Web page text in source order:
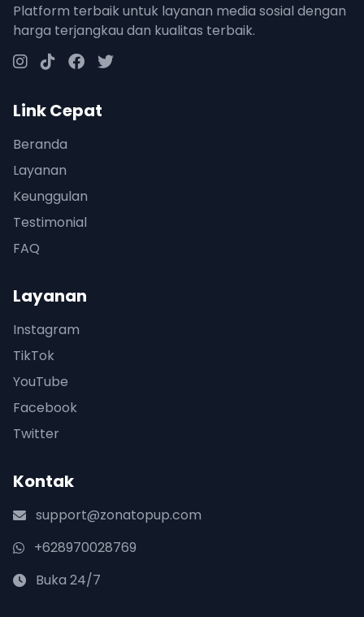
Platform terbaik untuk layanan media sosial dengan
harga terjangkau dan kualitas terbaik.
Link Cepat
Beranda
Layanan
Keunggulan
Testimonial
FAQ
Layanan
Instagram
TikTok
YouTube
Facebook
Twitter
Kontak
support@zonatopup.com
+628970028769
Buka 24/7